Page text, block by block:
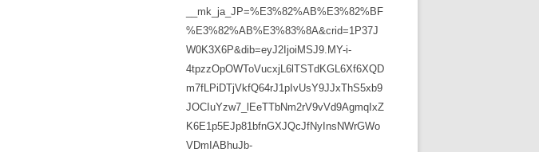
__mk_ja_JP=%E3%82%AB%E3%82%BF
%E3%82%AB%E3%83%8A&crid=1P37J
W0K3X6P&dib=eyJ2IjoiMSJ9.MY-i-
4tpzzOpOWToVucxjL6lTSTdKGL6Xf6XQD
m7fLPiDTjVkfQ64rJ1pIvUsY9JJxThS5xb9
JOCIuYzw7_lEeTTbNm2rV9vVd9AgmqIxZ
K6E1p5EJp81bfnGXJQcJfNyInsNWrGWo
VDmIABhuJb-